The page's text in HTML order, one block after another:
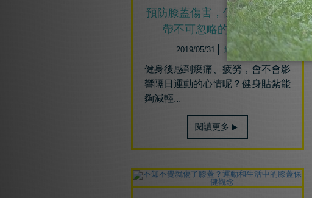
預防膝蓋傷害，保護前十字韌
帶不可忽略的５件事！
2019/05/31 運動傷害
健身後感到痠痛、疲勞，會不會影
響隔日運動的心情呢？健身貼紮能
夠減輕...
閱讀更多